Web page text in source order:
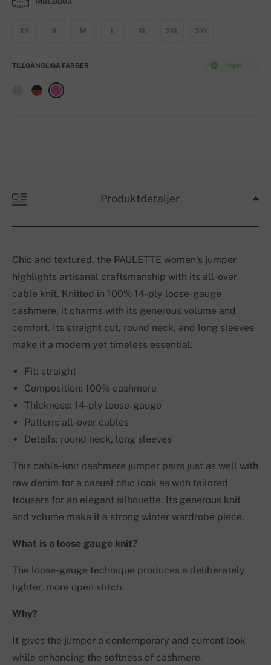
XS S M L XL 2XL 3XL
I lager
TILLGÄNGLIGA FÄRGER
Produktdetaljer
Chic and textured, the PAULETTE women’s jumper
highlights artisanal craftsmanship with its all-over
cable knit. Knitted in 100% 14-ply loose-gauge
cashmere, it charms with its generous volume and
comfort. Its straight cut, round neck, and long sleeves
make it a modern yet timeless essential.
Fit: straight
Composition: 100% cashmere
Thickness: 14-ply loose-gauge
Pattern: all-over cables
Details: round neck, long sleeves
This cable-knit cashmere jumper pairs just as well with
raw denim for a casual chic look as with tailored
trousers for an elegant silhouette. Its generous knit
and volume make it a strong winter wardrobe piece.
What is a loose gauge knit?
The loose-gauge technique produces a deliberately
lighter, more open stitch.
Why?
It gives the jumper a contemporary and current look
while enhancing the softness of cashmere.